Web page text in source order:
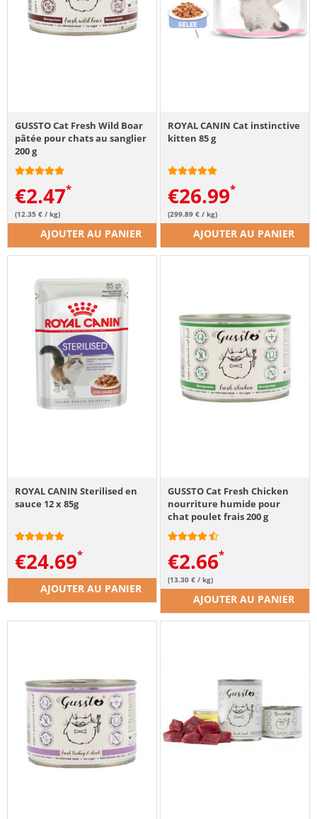
GUSSTO Cat Fresh Wild Boar
pâtée pour chats au sanglier
200 g
€2.47
(12.35 € / kg)
AJOUTER AU PANIER
ROYAL CANIN Cat instinctive
kitten 85 g
€26.99
(299.89 € / kg)
AJOUTER AU PANIER
ROYAL CANIN Sterilised en
sauce 12 x 85g
€24.69
AJOUTER AU PANIER
GUSSTO Cat Fresh Chicken
nourriture humide pour
chat poulet frais 200 g
€2.66
(13.30 € / kg)
AJOUTER AU PANIER